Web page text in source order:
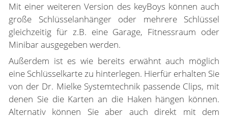
Mit einer weiteren Version des keyBoys können auch
große Schlüsselanhänger oder mehrere Schlüssel
gleichzeitig für z.B. eine Garage, Fitnessraum oder
Minibar ausgegeben werden.
Außerdem ist es wie bereits erwähnt auch möglich
eine Schlüsselkarte zu hinterlegen. Hierfür erhalten Sie
von der Dr. Mielke Systemtechnik passende Clips, mit
denen Sie die Karten an die Haken hängen können.
Alternativ können Sie aber auch direkt mit dem